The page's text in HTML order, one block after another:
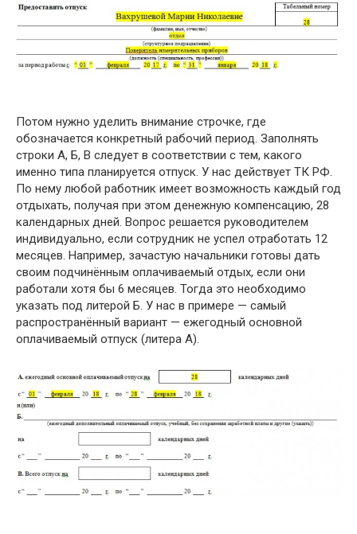
Потом нужно уделить внимание строчке, где
обозначается конкретный рабочий период. Заполнять
строки А, Б, В следует в соответствии с тем, какого
именно типа планируется отпуск. У нас действует ТК РФ.
По нему любой работник имеет возможность каждый год
отдыхать, получая при этом денежную компенсацию, 28
календарных дней. Вопрос решается руководителем
индивидуально, если сотрудник не успел отработать 12
месяцев. Например, зачастую начальники готовы дать
своим подчинённым оплачиваемый отдых, если они
работали хотя бы 6 месяцев. Тогда это необходимо
указать под литерой Б. У нас в примере — самый
распространённый вариант — ежегодный основной
оплачиваемый отпуск (литера А).